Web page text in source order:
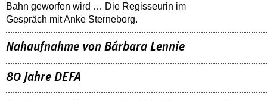
Bahn geworfen wird … Die Regisseurin im
Gespräch mit Anke Sterneborg.
Nahaufnahme von Bárbara Lennie
80 Jahre DEFA